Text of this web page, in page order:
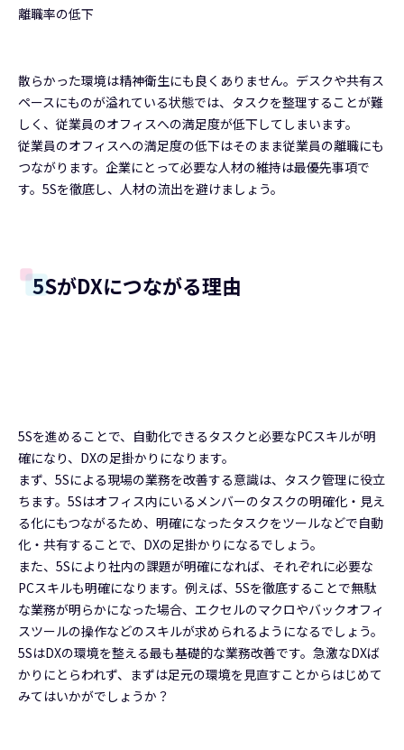
離職率の低下
散らかった環境は精神衛生にも良くありません。デスクや共有ス
ペースにものが溢れている状態では、タスクを整理することが難
しく、従業員のオフィスへの満足度が低下してしまいます。
従業員のオフィスへの満足度の低下はそのまま従業員の離職にも
つながります。企業にとって必要な人材の維持は最優先事項で
す。5Sを徹底し、人材の流出を避けましょう。
5SがDXにつながる理由
5Sを進めることで、自動化できるタスクと必要なPCスキルが明
確になり、DXの足掛かりになります。
まず、5Sによる現場の業務を改善する意識は、タスク管理に役立
ちます。5Sはオフィス内にいるメンバーのタスクの明確化・見え
る化にもつながるため、明確になったタスクをツールなどで自動
化・共有することで、DXの足掛かりになるでしょう。
また、5Sにより社内の課題が明確になれば、それぞれに必要な
PCスキルも明確になります。例えば、5Sを徹底することで無駄
な業務が明らかになった場合、エクセルのマクロやバックオフィ
スツールの操作などのスキルが求められるようになるでしょう。
5SはDXの環境を整える最も基礎的な業務改善です。急激なDXば
かりにとらわれず、まずは足元の環境を見直すことからはじめて
みてはいかがでしょうか？